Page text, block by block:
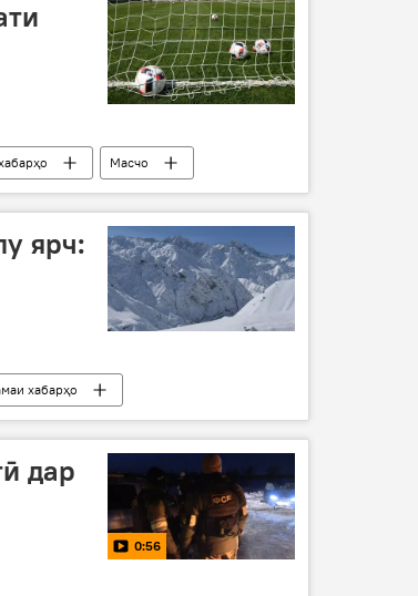
Масчо
ярч:
хабарҳо
дар
0:56